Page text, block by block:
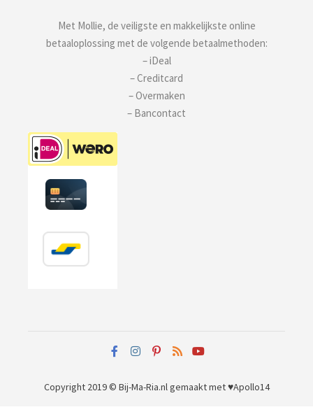
Met Mollie, de veiligste en makkelijkste online
betaaloplossing met de volgende betaalmethoden:
– iDeal
– Creditcard
– Overmaken
– Bancontact
Copyright 2019 © Bij-Ma-Ria.nlgemaakt met ♥Apollo14